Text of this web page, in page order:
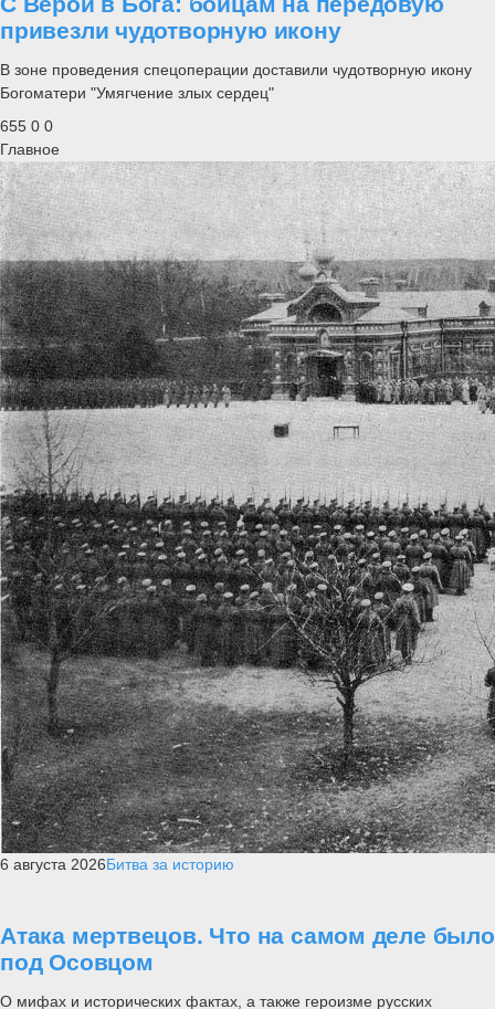
привезли чудотворную икону
В зоне проведения спецоперации доставили чудотворную икону
Богоматери "Умягчение злых сердец"
655 0 0
Главное
6 августа 2026Битва за историю
Атака мертвецов. Что на самом деле было
под Осовцом
О мифах и исторических фактах, а также героизме русских